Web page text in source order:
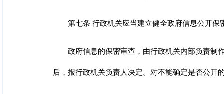
第七条 行政机关应当建立健全政府信息公开
政府信息的保密审查，由行政机关内部负责制
后，报行政机关负责人决定。 对不能确定是否公开